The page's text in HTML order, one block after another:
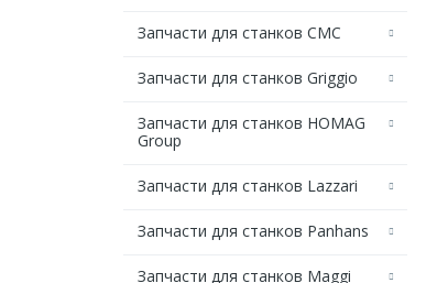
Запчасти для станков CMC
Запчасти для станков Griggio
Запчасти для станков HOMAG
Group
Запчасти для станков Lazzari
Запчасти для станков Panhans
Запчасти для станков Maggi